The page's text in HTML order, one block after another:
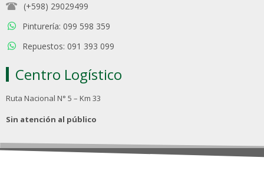
(+598) 29029499
Pinturería: 099 598 359
Repuestos: 091 393 099
Centro Logístico
Ruta Nacional N° 5 – Km 33
Sin atención al público